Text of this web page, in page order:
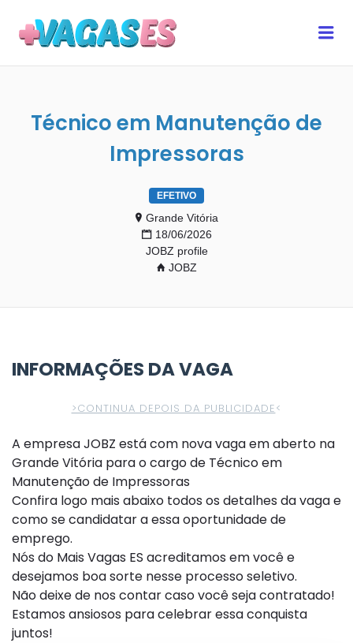
Técnico em Manutenção de
Impressoras
EFETIVO
Grande Vitória
18/06/2026
JOBZ profile
JOBZ
INFORMAÇÕES DA VAGA
>CONTINUA DEPOIS DA PUBLICIDADE<
A empresa JOBZ está com nova vaga em aberto na
Grande Vitória para o cargo de Técnico em
Manutenção de Impressoras
Confira logo mais abaixo todos os detalhes da vaga e
como se candidatar a essa oportunidade de
emprego.
Nós do Mais Vagas ES acreditamos em você e
desejamos boa sorte nesse processo seletivo.
Não deixe de nos contar caso você seja contratado!
Estamos ansiosos para celebrar essa conquista
juntos!